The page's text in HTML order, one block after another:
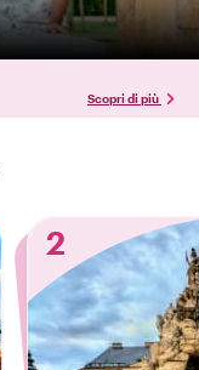
Scopri di più
2